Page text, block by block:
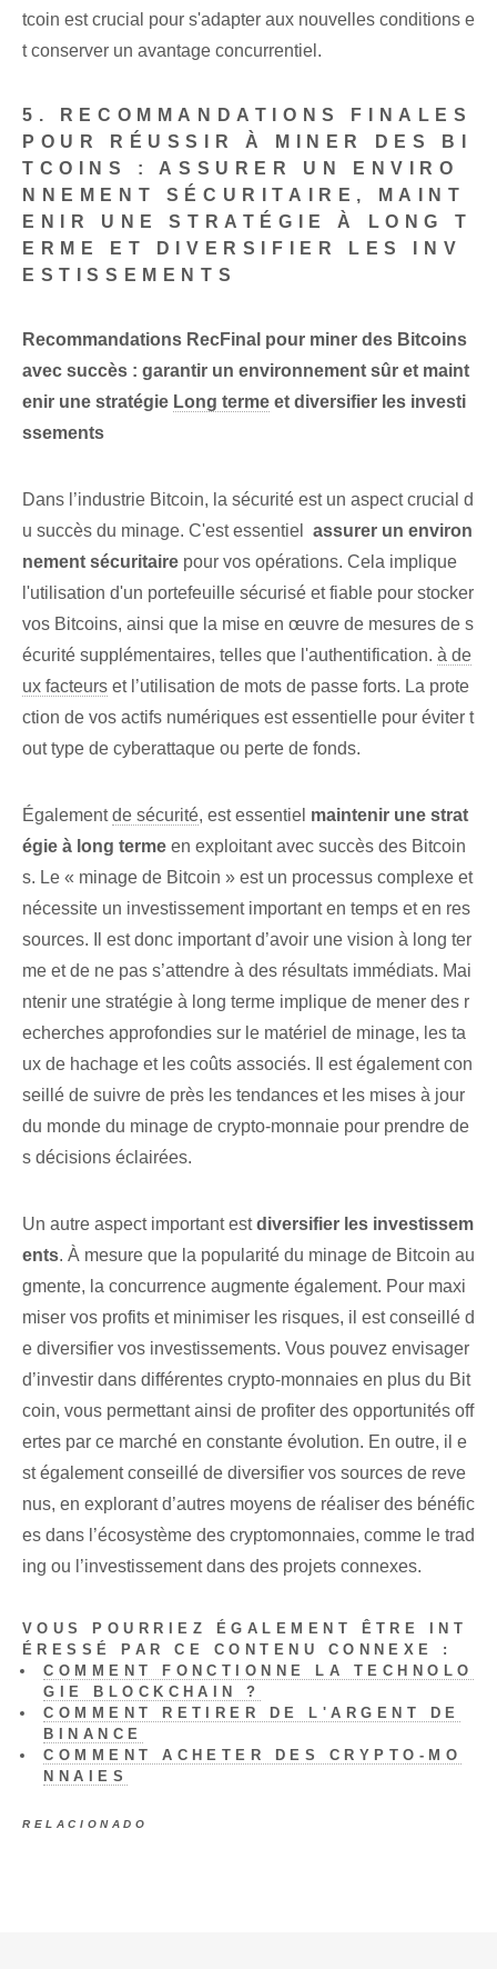
tcoin est crucial pour s'adapter aux nouvelles conditions e
t conserver un avantage concurrentiel.
5. RECOMMANDATIONS FINALES
POUR RÉUSSIR À MINER DES BI
TCOINS : ASSURER UN ENVIRO
NNEMENT SÉCURITAIRE, MAINT
ENIR UNE STRATÉGIE À LONG T
ERME ET DIVERSIFIER LES INV
ESTISSEMENTS
Recommandations RecFinal pour miner des Bitcoins
avec succès : garantir un environnement sûr et maint
enir une stratégie Long terme et diversifier les investi
ssements
Dans l’industrie Bitcoin, la sécurité est un aspect crucial d
u succès du minage. C'est essentiel ⁢ assurer un environ
nement sécuritaire pour vos opérations. Cela⁢ implique
l'utilisation d'un portefeuille sécurisé et ⁤fiable pour stocker
vos Bitcoins, ⁤ainsi que la mise en œuvre de mesures de s
écurité supplémentaires, telles que l'authentification. à de
ux facteurs et l’‌utilisation de mots de passe forts. La prote
ction de vos actifs numériques est essentielle pour éviter t
out type de cyberattaque ou perte de fonds.
Égalementde sécurité,⁢ est essentiel​ maintenir une strat
égie à long terme⁤ en exploitant avec succès des Bitcoin
s. Le « minage de Bitcoin » est un processus complexe et
nécessite un investissement important en temps et en res
sources. Il est donc important d’avoir une vision à long ter
me et de ne pas s’attendre à des résultats immédiats. Mai
ntenir une stratégie à long terme implique de mener des r
echerches approfondies sur le matériel de minage, les ta
ux de hachage et les coûts associés. Il est également con
seillé de suivre de près les tendances et les mises à jour
du monde du minage de crypto-monnaie pour prendre de
s décisions éclairées.
Un autre aspect important estdiversifier les investissem
ents. À mesure que la popularité du minage de Bitcoin au
gmente, la concurrence augmente également. Pour maxi
miser vos profits et minimiser les risques, il est conseillé d
e diversifier vos investissements. Vous pouvez envisager
d’investir dans différentes crypto-monnaies en plus du Bit
coin, vous permettant ainsi de profiter des opportunités off
ertes par ce marché en constante évolution. En outre, il e
st également conseillé de diversifier vos sources de reve
nus, en explorant d’autres moyens de réaliser des bénéfic
es dans l’écosystème des cryptomonnaies, comme le trad
ing ou l’investissement dans des projets connexes.
VOUS POURRIEZ ÉGALEMENT ÊTRE INT
ÉRESSÉ PAR CE CONTENU CONNEXE :
COMMENT FONCTIONNE LA TECHNOLO
GIE BLOCKCHAIN ?
COMMENT RETIRER DE L'ARGENT DE
BINANCE
COMMENT ACHETER DES CRYPTO-MO
NNAIES
RELACIONADO